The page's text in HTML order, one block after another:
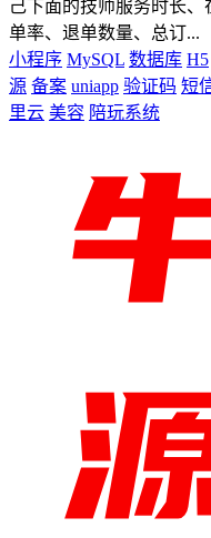
己下面的技师服务时长
单率、退单数量、总订...
小程序 MySQL 数据库 H5
源 备案 uniapp 验证码 短
里云 美容 陪玩系统